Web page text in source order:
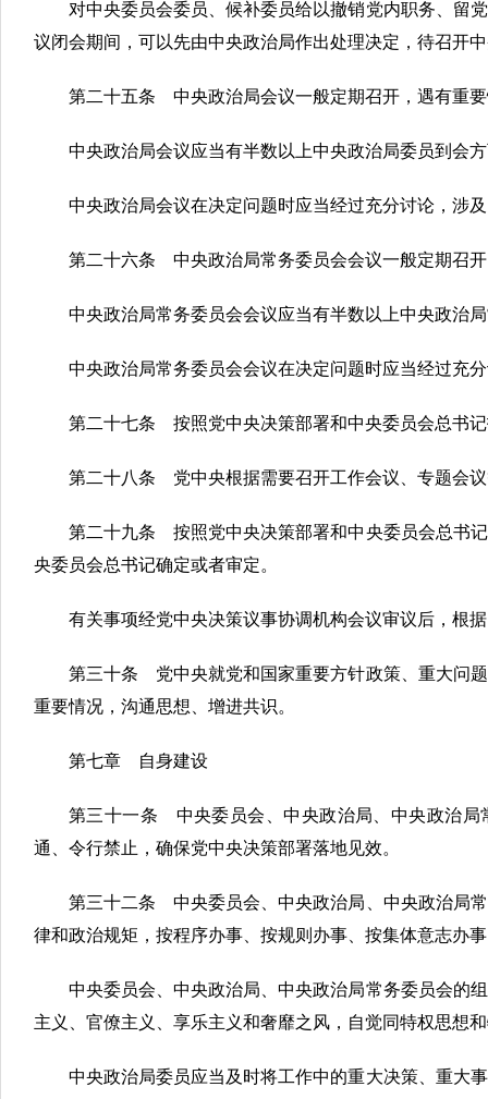
对中央委员会委员、候补委员给以撤销党内职务、留
议闭会期间，可以先由中央政治局作出处理决定，待召开
第二十五条 中央政治局会议一般定期召开，遇有重
中央政治局会议应当有半数以上中央政治局委员到会
中央政治局会议在决定问题时应当经过充分讨论，涉
第二十六条 中央政治局常务委员会会议一般定期召
中央政治局常务委员会会议应当有半数以上中央政治
中央政治局常务委员会会议在决定问题时应当经过充
第二十七条 按照党中央决策部署和中央委员会总书
第二十八条 党中央根据需要召开工作会议、专题会
第二十九条 按照党中央决策部署和中央委员会总书
央委员会总书记确定或者审定。
有关事项经党中央决策议事协调机构会议审议后，根
第三十条 党中央就党和国家重要方针政策、重大问
重要情况，沟通思想、增进共识。
第七章 自身建设
第三十一条 中央委员会、中央政治局、中央政治局
通、令行禁止，确保党中央决策部署落地见效。
第三十二条 中央委员会、中央政治局、中央政治局
律和政治规矩，按程序办事、按规则办事、按集体意志办
中央委员会、中央政治局、中央政治局常务委员会的
主义、官僚主义、享乐主义和奢靡之风，自觉同特权思想
中央政治局委员应当及时将工作中的重大决策、重大